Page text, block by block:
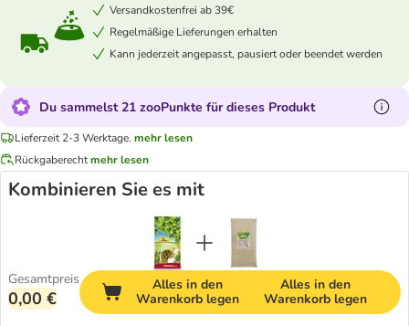
Versandkostenfrei ab 39€
Regelmäßige Lieferungen erhalten
Kann jederzeit angepasst, pausiert oder beendet werden
Du sammelst 21 zooPunkte für dieses Produkt
Lieferzeit 2-3 Werktage. mehr lesen
Rückgaberechtmehr lesen
Kombinieren Sie es mit
Gesamtpreis
0,00 €
Alles in den
Warenkorb legen
Alles in den
Warenkorb legen